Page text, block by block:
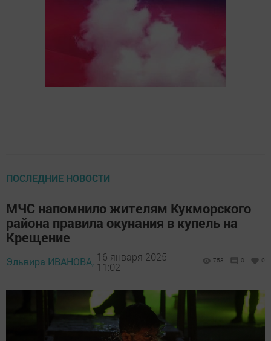
ПОСЛЕДНИЕ НОВОСТИ
МЧС напомнило жителям Кукморского
района правила окунания в купель на
Крещение
Эльвира ИВАНОВА, 16 января 2025 -
11:02
753 0 0